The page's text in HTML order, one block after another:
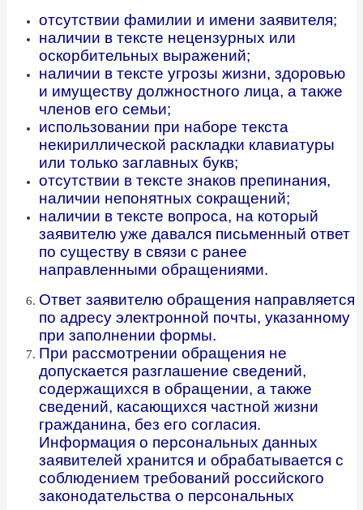
отсутствии фамилии и имени заявителя;
наличии в тексте нецензурных или
оскорбительных выражений;
наличии в тексте угрозы жизни, здоровью
и имуществу должностного лица, а также
членов его семьи;
использовании при наборе текста
некириллической раскладки клавиатуры
или только заглавных букв;
отсутствии в тексте знаков препинания,
наличии непонятных сокращений;
наличии в тексте вопроса, на который
заявителю уже давался письменный ответ
по существу в связи с ранее
направленными обращениями.
Ответ заявителю обращения направляется
по адресу электронной почты, указанному
при заполнении формы.
При рассмотрении обращения не
допускается разглашение сведений,
содержащихся в обращении, а также
сведений, касающихся частной жизни
гражданина, без его согласия.
Информация о персональных данных
заявителей хранится и обрабатывается с
соблюдением требований российского
законодательства о персональных